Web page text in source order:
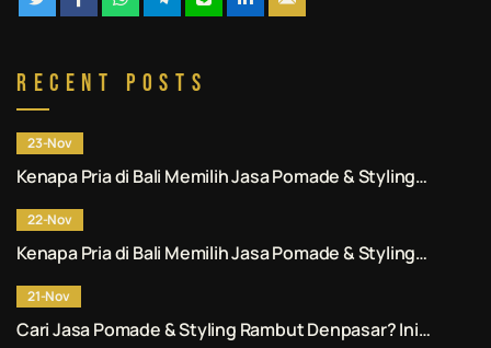
Recent Posts
23-Nov
Kenapa Pria di Bali Memilih Jasa Pomade & Styling
22-Nov
Kenapa Pria di Bali Memilih Jasa Pomade & Styling
21-Nov
Cari Jasa Pomade & Styling Rambut Denpasar? Ini